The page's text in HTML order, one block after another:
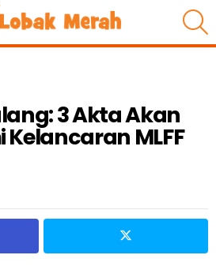
3 Akta Akan
Kelancaran MLFF